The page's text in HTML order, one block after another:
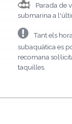
Parada de
submarina a
Tant els
subaquàtica es
recomana
taquilles.